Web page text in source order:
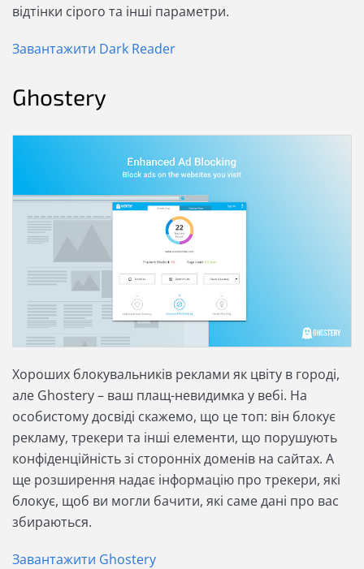
відтінки сірого та інші параметри.
Завантажити Dark Reader
Ghostery
Хороших блокувальників реклами як цвіту в городі,
але Ghostery – ваш плащ-невидимка у вебі. На
особистому досвіді скажемо, що це топ: він блокує
рекламу, трекери та інші елементи, що порушують
конфіденційність зі сторонніх доменів на сайтах. А
ще розширення надає інформацію про трекери, які
блокує, щоб ви могли бачити, які саме дані про вас
збираються.
Завантажити Ghostery